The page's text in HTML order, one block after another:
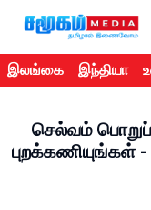
இலங்கை இந்தியா
செல்வம்
புறக்கணியுங்கள்